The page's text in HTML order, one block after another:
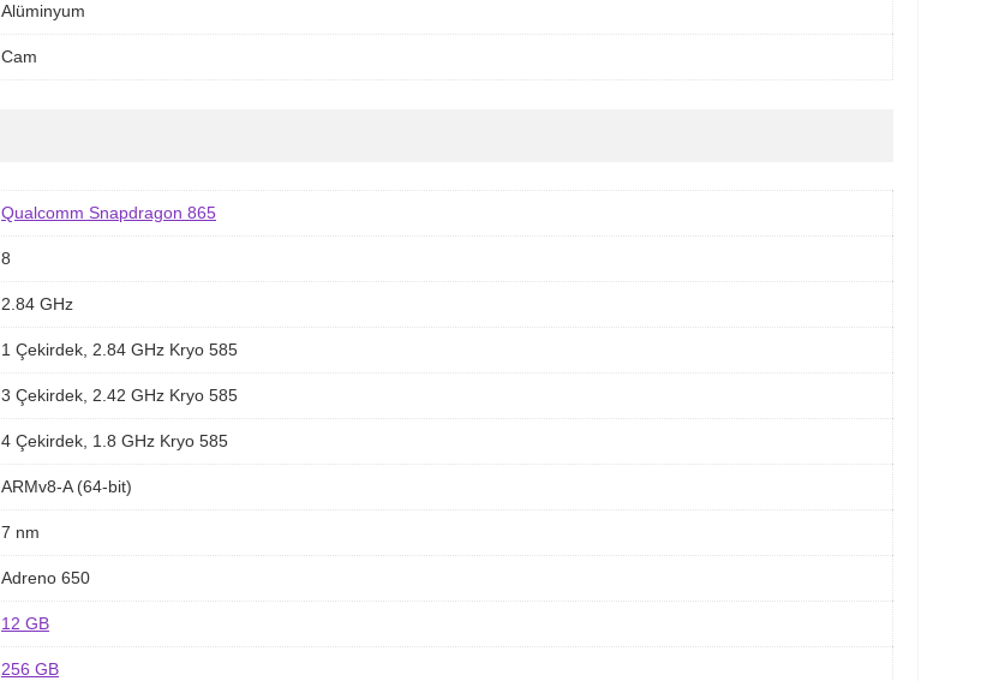
Alüminyum
Cam
Qualcomm Snapdragon 865
8
2.84 GHz
1 Çekirdek, 2.84 GHz Kryo 585
3 Çekirdek, 2.42 GHz Kryo 585
4 Çekirdek, 1.8 GHz Kryo 585
ARMv8-A (64-bit)
7 nm
Adreno 650
12 GB
256 GB